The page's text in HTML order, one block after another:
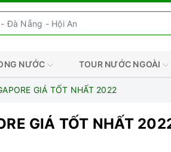
NƯỚC TOUR NƯỚC NGOÀI
GIÁ TỐT NHẤT 2022
GIÁ TỐT NHẤT